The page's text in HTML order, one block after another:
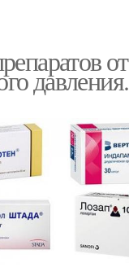
от
давления.